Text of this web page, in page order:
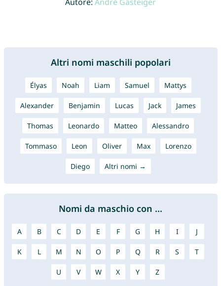
Altri nomi maschili popolari
Élyas Noah Liam Samuel Mattys
Alexander Benjamin Lucas Jack James
Thomas Leonardo Matteo Alessandro
Tommaso Leon Oliver Max Lorenzo
Diego Altri nomi →
Nomi da maschio con ...
A B C D E F G H I J
K L M N O P Q R S T
U V W X Y Z